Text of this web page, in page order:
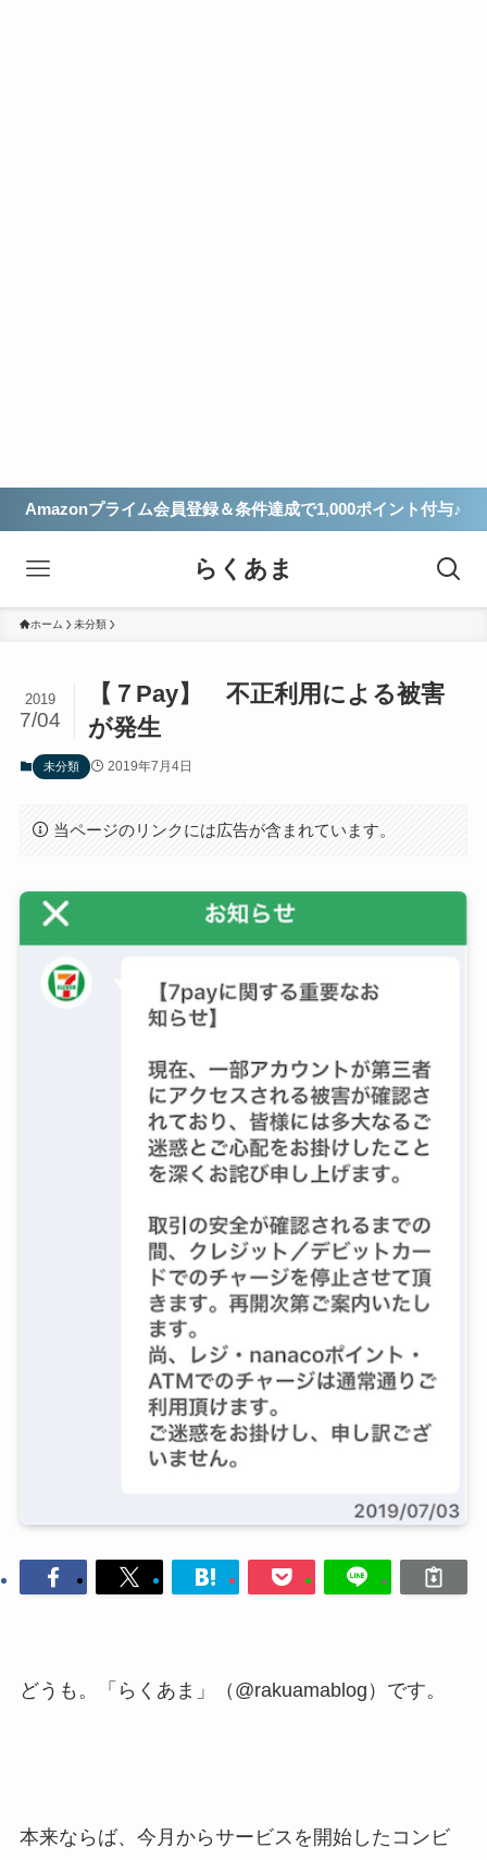
Amazonプライム会員登録＆条件達成で1,000ポイント付与♪
らくあま
ホーム 未分類
【７Pay】 不正利用による被害
が発生
2019
7/04
未分類 2019年7月4日
当ページのリンクには広告が含まれています。
どうも。「らくあま」（@rakuamablog）です。
本来ならば、今月からサービスを開始したコンビ